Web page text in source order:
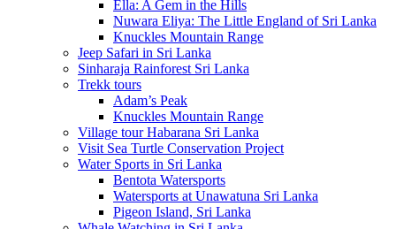
Ella: A Gem in the Hills
Nuwara Eliya: The Little England of Sri Lanka
Knuckles Mountain Range
Jeep Safari in Sri Lanka
Sinharaja Rainforest Sri Lanka
Trekk tours
Adam’s Peak
Knuckles Mountain Range
Village tour Habarana Sri Lanka
Visit Sea Turtle Conservation Project
Water Sports in Sri Lanka
Bentota Watersports
Watersports at Unawatuna Sri Lanka
Pigeon Island, Sri Lanka